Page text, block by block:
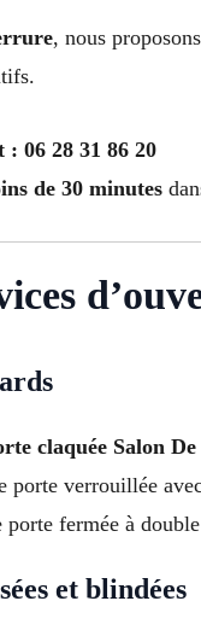
, nous
06 28 31 86 20
de 30 minutes
claquée Salon
porte verrouillée
porte fermée à
et blindées